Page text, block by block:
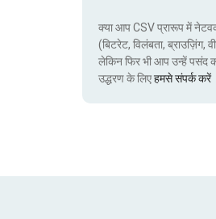
क्या आप CSV प्रारूप में
(बिटरेट, विलंबता, ब्राउज़िंग,
लेकिन फिर भी आप उन्हें पसंद
उद्धरण के लिएहमसे संपर्क करें